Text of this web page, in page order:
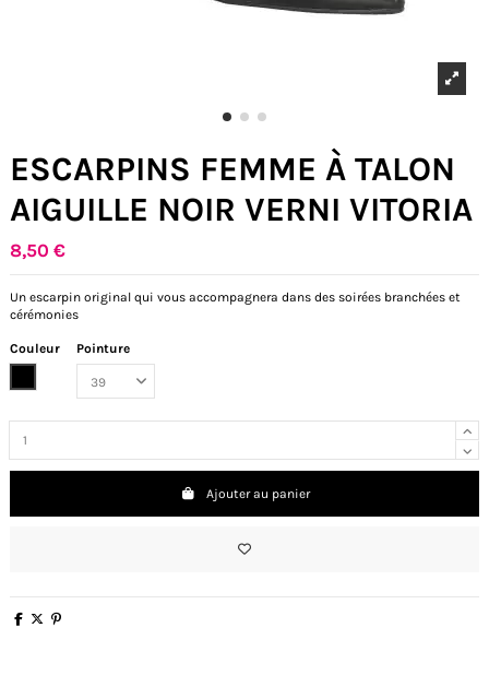
ESCARPINS FEMME À TALON
AIGUILLE NOIR VERNI VITORIA
8,50 €
Un escarpin original qui vous accompagnera dans des soirées branchées et
cérémonies
Couleur
Pointure
Ajouter au panier